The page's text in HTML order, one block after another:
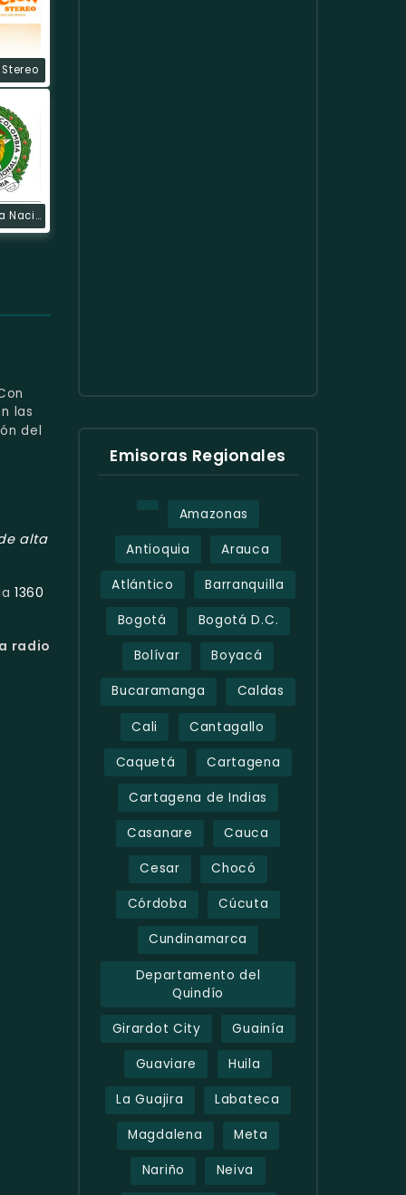
Radio Policia Nacional
las
del
alta
1360
radio
Emisoras Regionales
Amazonas
Antioquia Arauca
Atlántico Barranquilla
Bogotá Bogotá D.C.
Bolívar Boyacá
Bucaramanga Caldas
Cali Cantagallo
Caquetá Cartagena
Cartagena de Indias
Casanare Cauca
Cesar Chocó
Córdoba Cúcuta
Cundinamarca
Departamento del
Quindío
Girardot City Guainía
Guaviare Huila
La Guajira Labateca
Magdalena Meta
Nariño Neiva